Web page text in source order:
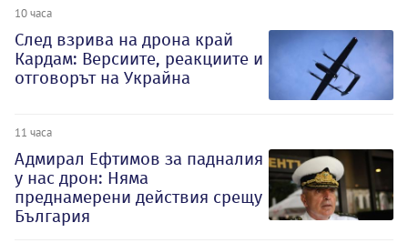
10 часа
След взрива на дрона край
Кардам: Версиите, реакциите и
отговорът на Украйна
11 часа
Адмирал Ефтимов за падналия
у нас дрон: Няма
преднамерени действия срещу
България